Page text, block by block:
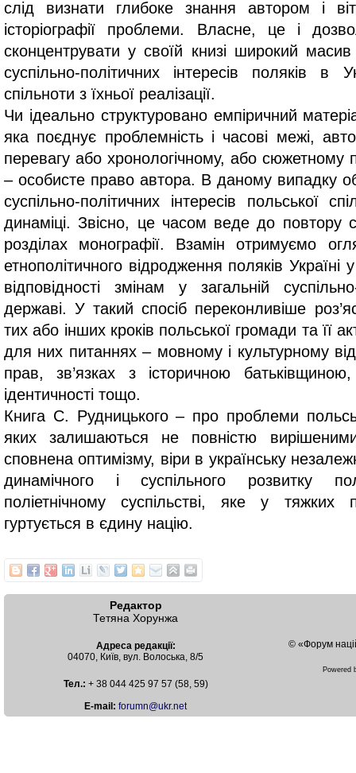
слід визнати глибоке знання автором і
історіографії проблеми. Власне, це і
сконцентрувати у своїй книзі широкий масив
суспільно-політичних інтересів поляків в
спільноти з їхньої реалізації.
Чи ідеально структуровано емпіричний
яка поєднує проблемність і часові межі,
перевагу або хронологічному, або сюжетному
– особисте право автора. В даному випадку
суспільно-політичних інтересів польської
динаміці. Звісно, це часом веде до повтору
розділах монографії. Взамін отримуємо
етнополітичного відродження поляків Україні у
відповідності змінам у загальній
державі. У такий спосіб переконливіше
тих або інших кроків польської громади та її
для них питаннях – мовному і культурному
прав, зв’язках з історичною батьківщиною,
ідентичності тощо.
Книга С. Рудницького – про проблеми
яких залишаються не повністю
сповнена оптимізму, віри в українську
динамічного і суспільного розвитку
поліетнічному суспільстві, яке у тяжких
гуртується в єдину націю.
Редактор
Тетяна Хорунжа
Адреса редакції:
04070, Київ, вул. Волоська, 8/5
Тел.: + 38 044 425 97 57 (58, 59)
Е-mail: forumn@ukr.net
© «Форум
Powered